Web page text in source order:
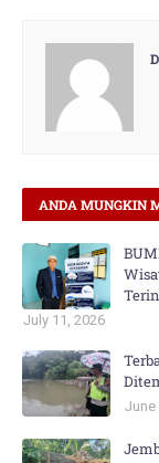
ANDA MUNGKIN
July 11, 2026
June